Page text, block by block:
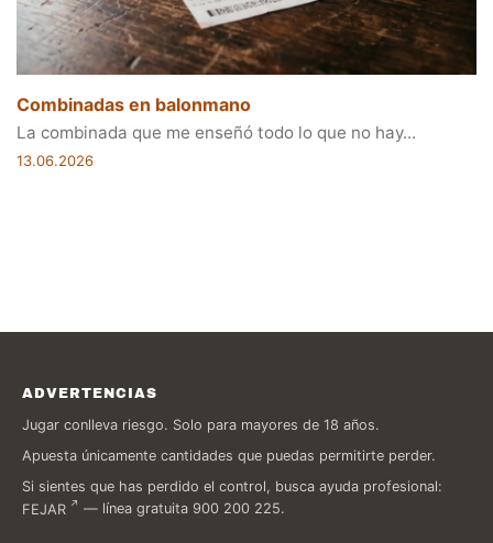
Combinadas en balonmano
La combinada que me enseñó todo lo que no hay...
13.06.2026
ADVERTENCIAS
Jugar conlleva riesgo. Solo para mayores de 18 años.
Apuesta únicamente cantidades que puedas permitirte perder.
Si sientes que has perdido el control, busca ayuda profesional:
FEJAR
— línea gratuita 900 200 225.